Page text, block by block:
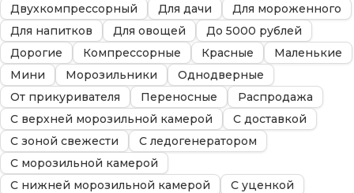
Двухкомпрессорный
Для дачи
Для мороженного
Для напитков
Для овощей
До 5000 рублей
Дорогие
Компрессорные Красные
Маленькие
Мини
Морозильники
Однодверные
От прикуривателя
Переносные
Распродажа
С верхней морозильной камерой
С доставкой
С зоной свежести
С ледогенератором
С морозильной камерой
С нижней морозильной камерой
С уценкой